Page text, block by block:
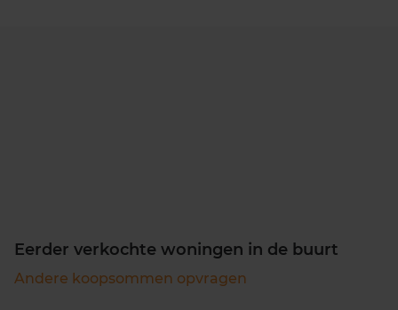
Eerder verkochte woningen in de buurt
Andere koopsommen opvragen